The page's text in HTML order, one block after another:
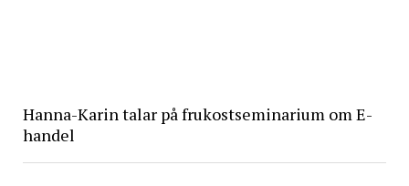
Hanna-Karin talar på frukostseminarium om E-
handel